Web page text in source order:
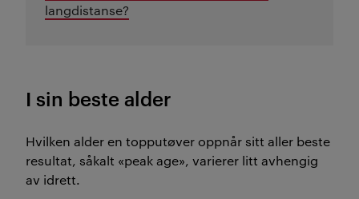
langdistanse?
I sin beste alder
Hvilken alder en topputøver oppnår sitt aller beste
resultat, såkalt «peak age», varierer litt avhengig
av idrett.